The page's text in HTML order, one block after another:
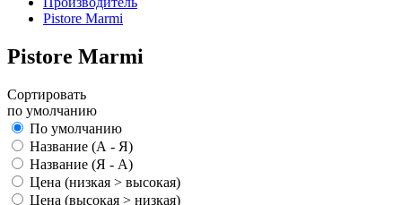
Pistore Marmi
Pistore Marmi
Сортировать
по умолчанию
По умолчанию
Название (А - Я)
Название (Я - А)
Цена (низкая > высокая)
Цена (высокая > низкая)